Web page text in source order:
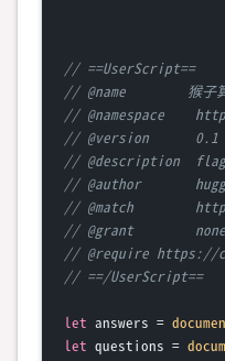
// ==UserScript==
// @name        猴子
// @namespace
// @version      0.1
// @description  flag
// @author
// @match
// @grant        none
// @require https://
// ==/UserScript==
let answers =
let questions =